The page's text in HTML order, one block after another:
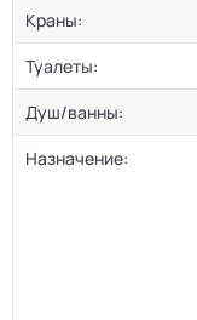
Краны:
Туалеты:
Душ/ванны:
Назначение: